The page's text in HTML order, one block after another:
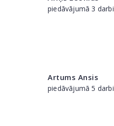
piedāvājumā 3 darbi
Artums Ansis
piedāvājumā 5 darbi